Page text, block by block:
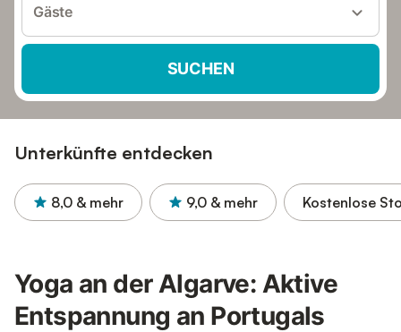
Gäste
SUCHEN
Unterkünfte entdecken
8,0 & mehr 9,0 & mehr Kostenlose
Yoga an der Algarve: Aktive
Entspannung an Portugals